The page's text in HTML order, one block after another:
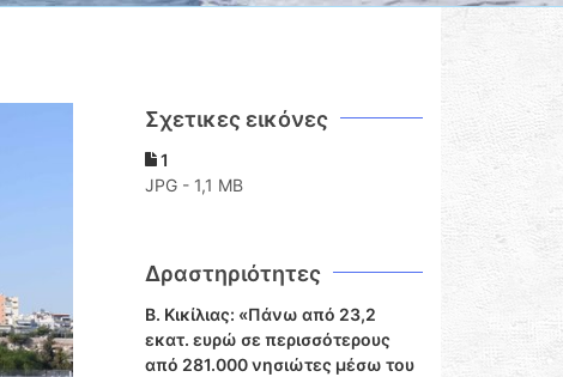
Σχετικες εικόνες
1
JPG - 1,1 MB
Δραστηριότητες
Β. Κικίλιας: «Πάνω από 23,2
εκατ. ευρώ σε περισσότερους
από 281.000 νησιώτες μέσω του